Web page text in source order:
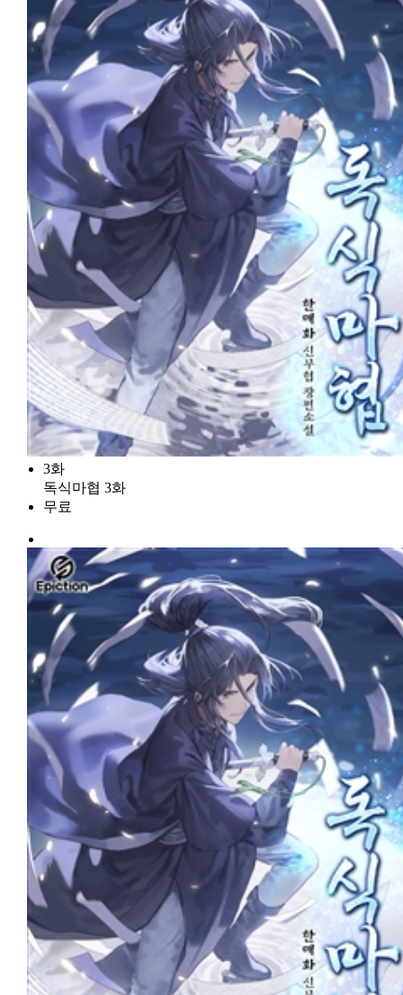
3화
독식마협 3화
무료